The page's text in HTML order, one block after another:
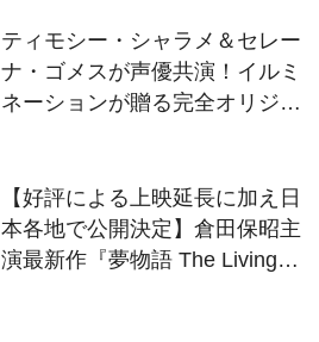
ティモシー・シャラメ＆セレー
ナ・ゴメスが声優共演！イルミ
ネーションが贈る完全オリジナ
【好評による上映延長に加え日
本各地で公開決定】倉田保昭主
演最新作『夢物語 The Living